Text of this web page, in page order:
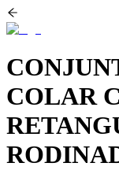
COLAR